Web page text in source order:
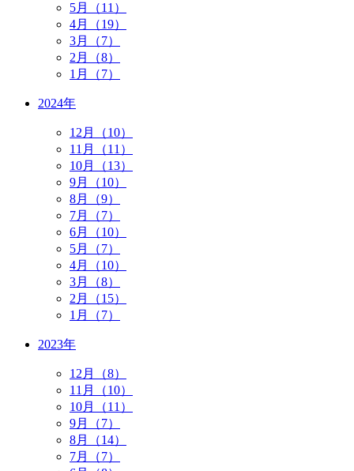
5月（11）
4月（19）
3月（7）
2月（8）
1月（7）
2024年
12月（10）
11月（11）
10月（13）
9月（10）
8月（9）
7月（7）
6月（10）
5月（7）
4月（10）
3月（8）
2月（15）
1月（7）
2023年
12月（8）
11月（10）
10月（11）
9月（7）
8月（14）
7月（7）